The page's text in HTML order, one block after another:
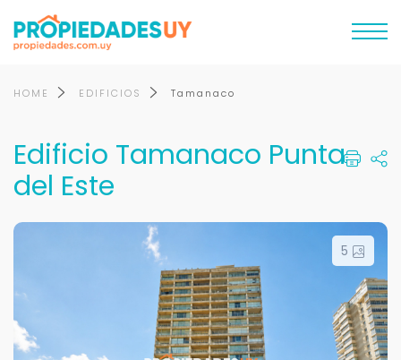
HOME EDIFICIOS Tamanaco
Edificio Tamanaco Punta
del Este
5